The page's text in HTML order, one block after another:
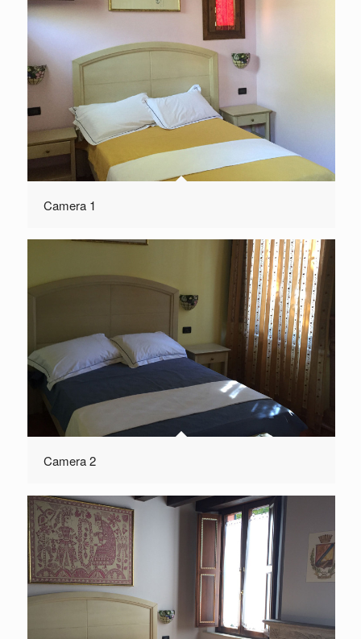
Camera 1
Camera 2